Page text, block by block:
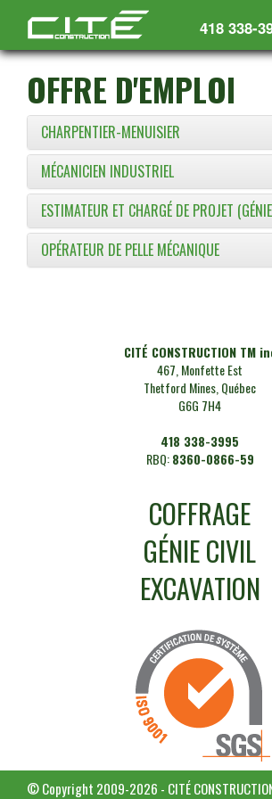
418 338-
OFFRE D'EMPLOI
CHARPENTIER-MENUISIER
MÉCANICIEN INDUSTRIEL
ESTIMATEUR ET CHARGÉ DE PROJET
OPÉRATEUR DE PELLE MÉCANIQUE
CITÉ CONSTRUCTION TM
467, Monfette Est
Thetford Mines, Québec
G6G 7H4
418 338-3995
RBQ:8360-0866-59
COFFRAGE
GÉNIE CIVIL
EXCAVATION
© Copyright 2009-2026 - CITÉ